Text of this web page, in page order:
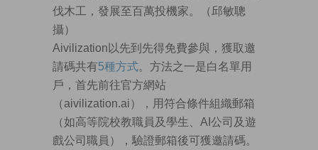
伐木工，發展至百萬投機家。（邱敏聰
攝）
Aivilization以先到先得免費參與，獲取邀
請碼共有5種方式。方法之一是白名單用
戶，首先前往官方網站
（aivilization.ai），用符合條件組織郵箱
（如高等院校教職員及學生、AI公司及遊
戲公司職員），驗證郵箱後可獲邀請碼。